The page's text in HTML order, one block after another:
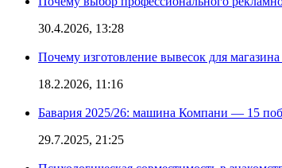
30.4.2026, 13:28
Почему изготовление вывесок для
18.2.2026, 11:16
Бавария 2025/26: машина Компани — 15
29.7.2025, 21:25